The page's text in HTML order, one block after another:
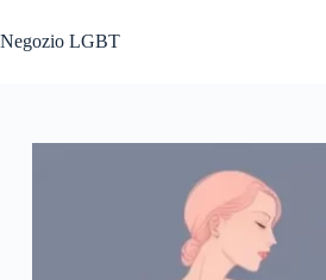
al
contenuto
Negozio LGBT